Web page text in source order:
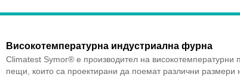
Високотемпературна индустриална фурна
Climatest Symor® е производител на високотемпературни
пещи, които са проектирани да поемат различни размери